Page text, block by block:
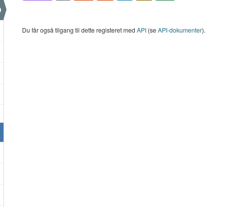
Du får også tilgang til dette registeret med API(seAPI-dokumenter).